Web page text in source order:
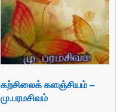
கற்சிலைக் களஞ்சியம் –
மு.பரமசிவம்